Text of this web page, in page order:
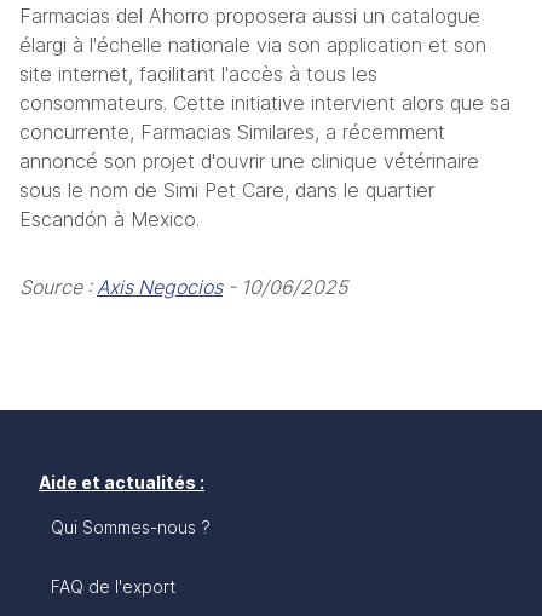
Farmacias del Ahorro proposera aussi un catalogue
élargi à l'échelle nationale via son application et son
site internet, facilitant l'accès à tous les
consommateurs. Cette initiative intervient alors que sa
concurrente, Farmacias Similares, a récemment
annoncé son projet d'ouvrir une clinique vétérinaire
sous le nom de Simi Pet Care, dans le quartier
Escandón à Mexico.
Source : Axis Negocios - 10/06/2025
Aide et actualités :
Qui Sommes-nous ?
FAQ de l'export